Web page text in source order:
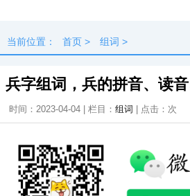
当前位置： 首页 > 组词 >
兵字组词，兵的拼音、读
时间：2023-04-04 | 栏目： 组词 | 点击： 次